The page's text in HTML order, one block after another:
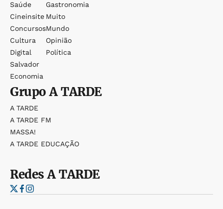
Saúde
Cineinsite
Concursos
Cultura
Digital
Salvador
Economia
Gastronomia
Muito
Mundo
Opinião
Política
GrupoA TARDE
A TARDE
A TARDE FM
MASSA!
A TARDE EDUCAÇÃO
RedesA TARDE